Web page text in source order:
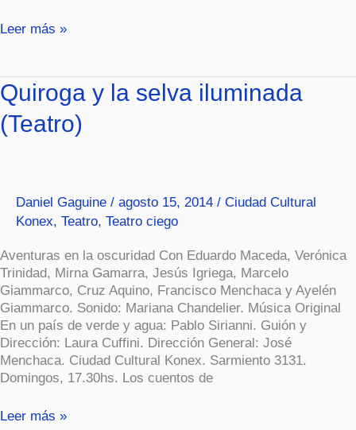
Leer más »
Quiroga y la selva iluminada
(Teatro)
Daniel Gaguine / agosto 15, 2014 / Ciudad Cultural
Konex, Teatro, Teatro ciego
Aventuras en la oscuridad Con Eduardo Maceda, Verónica
Trinidad, Mirna Gamarra, Jesús Igriega, Marcelo
Giammarco, Cruz Aquino, Francisco Menchaca y Ayelén
Giammarco. Sonido: Mariana Chandelier. Música Original
En un país de verde y agua: Pablo Sirianni. Guión y
Dirección: Laura Cuffini. Dirección General: José
Menchaca. Ciudad Cultural Konex. Sarmiento 3131.
Domingos, 17.30hs. Los cuentos de
Quiroga
y
la
selva
Leer más »